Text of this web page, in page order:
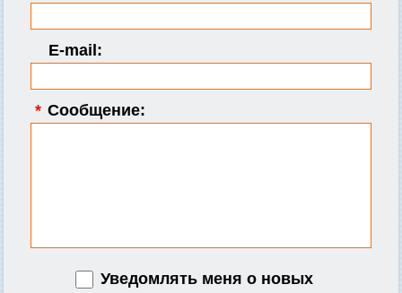
E-mail:
* Сообщение:
Уведомлять меня о новых